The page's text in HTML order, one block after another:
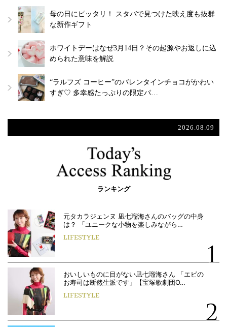
母の日にピッタリ！ スタバで見つけた映え度も抜群
な新作ギフト
ホワイトデーはなぜ3月14日？その起源やお返しに込
められた意味を解説
“ラルフズ コーヒー”のバレンタインチョコがかわい
すぎ♡ 多幸感たっぷりの限定パ…
2026.08.09
ランキング
元タカラジェンヌ 凪七瑠海さんのバッグの中身
は？ 「ユニークな小物を楽しみながら…
LIFESTYLE
おいしいものに目がない凪七瑠海さん 「エビの
お寿司は断然生派です」【宝塚歌劇団O…
LIFESTYLE